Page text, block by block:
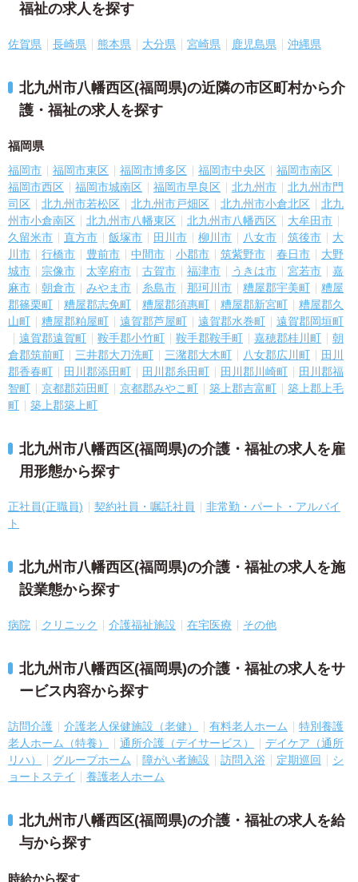
福祉の求人を探す
佐賀県 長崎県 熊本県 大分県 宮崎県 鹿児島県 沖縄県
北九州市八幡西区(福岡県)の近隣の市区町村から介
護・福祉の求人を探す
福岡県
福岡市 福岡市東区 福岡市博多区 福岡市中央区
福岡市南区
福岡市西区
福岡市城南区 福岡市早良区 北九州市
北九州市門
司区
北九州市若松区 北九州市戸畑区 北九州市小倉北区
北九
州市小倉南区
北九州市八幡東区 北九州市八幡西区
大牟田市
久留米市
直方市 飯塚市 田川市 柳川市 八女市 筑後市
大
川市
行橋市 豊前市 中間市 小郡市 筑紫野市 春日市
大野
城市
宗像市 太宰府市 古賀市 福津市 うきは市 宮若市
嘉
麻市
朝倉市 みやま市 糸島市 那珂川市 糟屋郡宇美町
糟屋
郡篠栗町
糟屋郡志免町 糟屋郡須惠町 糟屋郡新宮町
糟屋郡久
山町
糟屋郡粕屋町 遠賀郡芦屋町 遠賀郡水巻町
遠賀郡岡垣町
遠賀郡遠賀町
鞍手郡小竹町 鞍手郡鞍手町 嘉穂郡桂川町
朝
倉郡筑前町
三井郡大刀洗町 三潴郡大木町 八女郡広川町
田川
郡香春町
田川郡添田町 田川郡糸田町 田川郡川崎町
田川郡福
智町
京都郡苅田町 京都郡みやこ町 築上郡吉富町
築上郡上毛
町
築上郡築上町
北九州市八幡西区(福岡県)の介護・福祉の求人を雇
用形態から探す
正社員(正職員) 契約社員・嘱託社員
非常勤・パート・アルバイ
ト
北九州市八幡西区(福岡県)の介護・福祉の求人を施
設業態から探す
病院 クリニック 介護福祉施設 在宅医療 その他
北九州市八幡西区(福岡県)の介護・福祉の求人をサ
ービス内容から探す
訪問介護 介護老人保健施設（老健） 有料老人ホーム
特別養護
老人ホーム（特養）
通所介護（デイサービス）
デイケア（通所
リハ）
グループホーム 障がい者施設 訪問入浴 定期巡回
シ
ョートステイ
養護老人ホーム
北九州市八幡西区(福岡県)の介護・福祉の求人を給
与から探す
時給から探す